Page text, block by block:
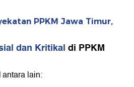
PPKM Jawa Timur,
dan Kritikal di PPKM
antara lain: